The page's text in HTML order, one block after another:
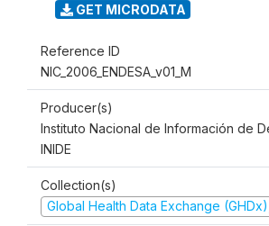
GET MICRODATA
Reference ID
NIC_2006_ENDESA_v01_M
Producer(s)
Instituto Nacional de Información de
INIDE
Collection(s)
Global Health Data Exchange